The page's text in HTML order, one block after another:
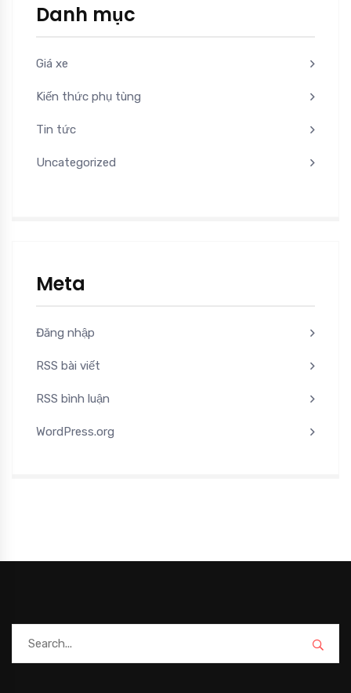
Danh mục
Giá xe
Kiến thức phụ tùng
Tin tức
Uncategorized
Meta
Đăng nhập
RSS bài viết
RSS bình luận
WordPress.org